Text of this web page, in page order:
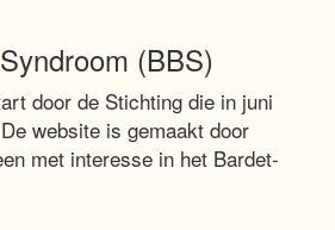
(BBS)
door de Stichting die in juni
website is gemaakt door
met interesse in het Bardet-